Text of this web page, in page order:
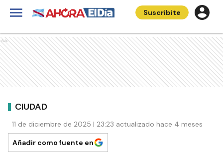
Suscribite
Ads
CIUDAD
11 de diciembre de 2025 | 23:23 actualizado hace 4 meses
Añadir como fuente en